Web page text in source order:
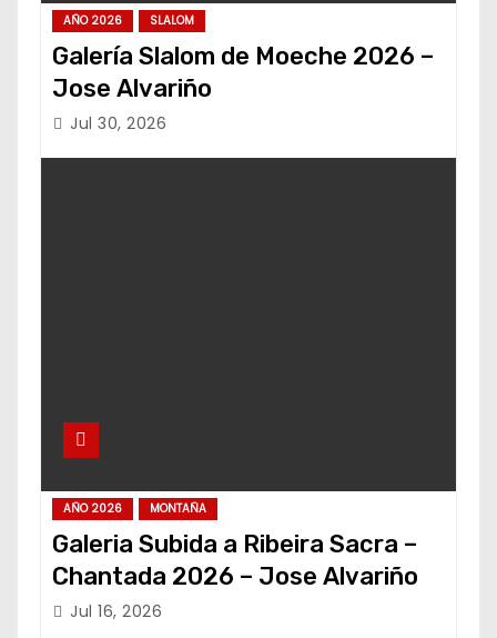
AÑO 2026 SLALOM
Galería Slalom de Moeche 2026 –
Jose Alvariño
Jul 30, 2026
AÑO 2026 MONTAÑA
Galeria Subida a Ribeira Sacra –
Chantada 2026 – Jose Alvariño
Jul 16, 2026